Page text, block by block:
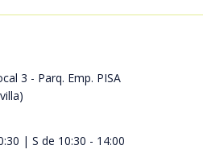
3 - Parq. Emp. PISA
| S de 10:30 - 14:00